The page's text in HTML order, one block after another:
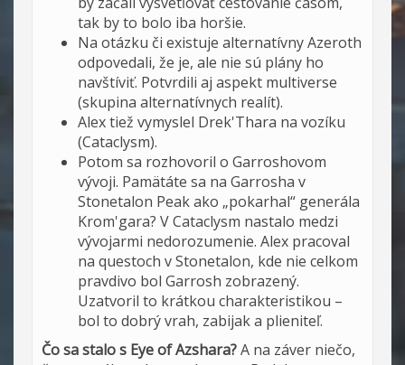
tak by to bolo iba horšie.
Na otázku či existuje alternatívny Azeroth
odpovedali, že je, ale nie sú plány ho
navštíviť. Potvrdili aj aspekt multiverse
(skupina alternatívnych realít).
Alex tiež vymyslel Drek'Thara na vozíku
(Cataclysm).
Potom sa rozhovoril o Garroshovom
vývoji. Pamätáte sa na Garrosha v
Stonetalon Peak ako „pokarhal“ generála
Krom'gara? V Cataclysm nastalo medzi
vývojarmi nedorozumenie. Alex pracoval
na questoch v Stonetalon, kde nie celkom
pravdivo bol Garrosh zobrazený.
Uzatvoril to krátkou charakteristikou –
bol to dobrý vrah, zabijak a plieniteľ.
Čo sa stalo s Eye of Azshara?A na záver niečo,